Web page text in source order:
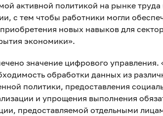
активной политикой на рынке
с тем чтобы работники могли
новых навыков для
экономики».
значение цифрового управления.
обработки данных из
политики, предоставления
и упрощения выполнения
предоставляемой отдельными